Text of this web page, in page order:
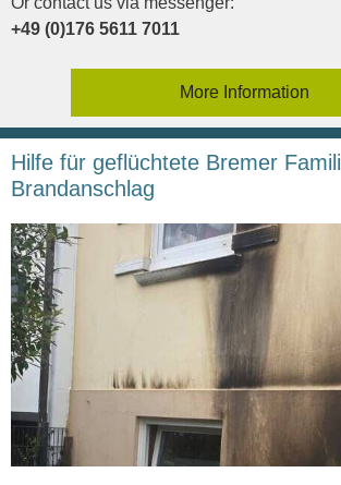
+49 (0)176 5611 7011
More Information
Hilfe für geflüchtete Bremer
Brandanschlag